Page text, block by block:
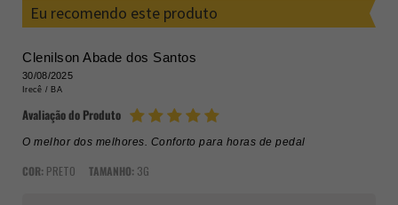
Eu recomendo este produto
Clenilson Abade dos Santos
30/08/2025
Irecê / BA
Avaliação do Produto
O melhor dos melhores. Conforto para horas de pedal
COR: PRETO TAMANHO: 3G